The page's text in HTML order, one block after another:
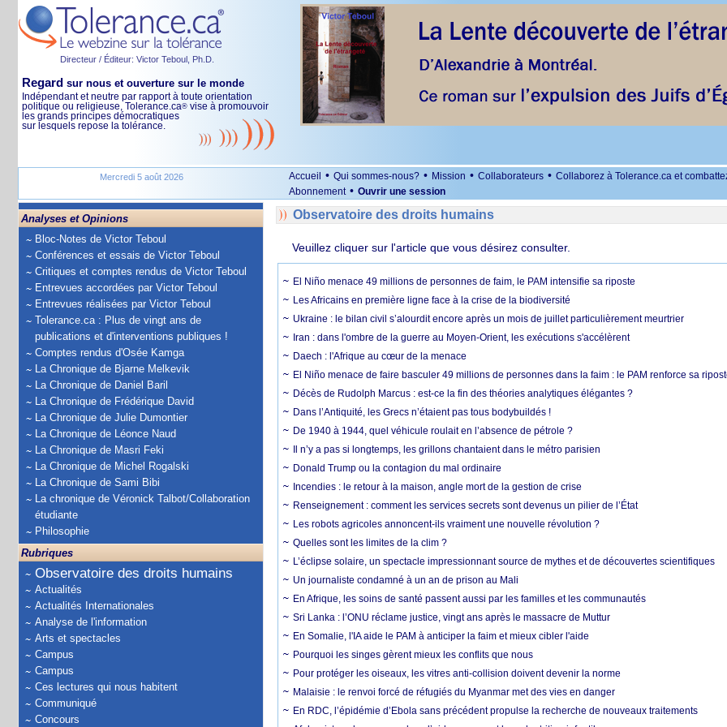
Directeur / Éditeur: Victor Teboul, Ph.D.
Regard sur nous et ouverture sur le monde
Indépendant et neutre par rapport à toute orientation
politique ou religieuse, Tolerance.ca® vise à promouvoir
les grands principes démocratiques
sur lesquels repose la tolérance.
Mercredi 5 août 2026 Accueil • Qui sommes-nous? • Mission • Collaborateurs • Collaborez à Tolerance.ca et
Abonnement • Ouvrir une session
Analyses et Opinions
Bloc-Notes de Victor Teboul
Conférences et essais de Victor Teboul
Critiques et comptes rendus de Victor Teboul
Entrevues accordées par Victor Teboul
Entrevues réalisées par Victor Teboul
Tolerance.ca : Plus de vingt ans de
publications et d'interventions publiques !
Comptes rendus d'Osée Kamga
La Chronique de Bjarne Melkevik
La Chronique de Daniel Baril
La Chronique de Frédérique David
La Chronique de Julie Dumontier
La Chronique de Léonce Naud
La Chronique de Masri Feki
La Chronique de Michel Rogalski
La Chronique de Sami Bibi
La chronique de Véronick Talbot/Collaboration
étudiante
Philosophie
Rubriques
Observatoire des droits humains
Actualités
Actualités Internationales
Analyse de l'information
Arts et spectacles
Campus
Campus
Ces lectures qui nous habitent
Communiqué
Concours
Observatoire des droits humains
Veuillez cliquer sur l'article que vous désirez consulter.
El Niño menace 49 millions de personnes de faim, le PAM intensifie sa riposte
Les Africains en première ligne face à la crise de la biodiversité
Ukraine : le bilan civil s’alourdit encore après un mois de juillet particulièrement meurtrier
Iran : dans l'ombre de la guerre au Moyen-Orient, les exécutions s'accélèrent
Daech : l'Afrique au cœur de la menace
El Niño menace de faire basculer 49 millions de personnes dans la faim : le PAM renforce sa
Décès de Rudolph Marcus : est-ce la fin des théories analytiques élégantes ?
Dans l’Antiquité, les Grecs n’étaient pas tous bodybuildés !
De 1940 à 1944, quel véhicule roulait en l’absence de pétrole ?
Il n’y a pas si longtemps, les grillons chantaient dans le métro parisien
Donald Trump ou la contagion du mal ordinaire
Incendies : le retour à la maison, angle mort de la gestion de crise
Renseignement : comment les services secrets sont devenus un pilier de l’État
Les robots agricoles annoncent-ils vraiment une nouvelle révolution ?
Quelles sont les limites de la clim ?
L’éclipse solaire, un spectacle impressionnant source de mythes et de découvertes scientifiques
Un journaliste condamné à un an de prison au Mali
En Afrique, les soins de santé passent aussi par les familles et les communautés
Sri Lanka : l’ONU réclame justice, vingt ans après le massacre de Muttur
En Somalie, l'IA aide le PAM à anticiper la faim et mieux cibler l'aide
Pourquoi les singes gèrent mieux les conflits que nous
Pour protéger les oiseaux, les vitres anti-collision doivent devenir la norme
Malaisie : le renvoi forcé de réfugiés du Myanmar met des vies en danger
En RDC, l’épidémie d’Ebola sans précédent propulse la recherche de nouveaux traitements